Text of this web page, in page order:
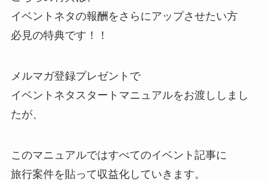
イベントネタの報酬をさらにアップさせたい方
必見の特典です！！
メルマガ登録プレゼントで
イベントネタスタートマニュアルをお渡ししまし
たが、
このマニュアルではすべてのイベント記事に
旅行案件を貼って収益化していきます。